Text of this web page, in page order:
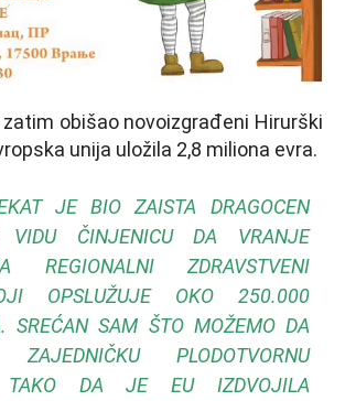
zatim obišao novoizgrađeni Hirurški
unija uložila 2,8 miliona evra.
JE BIO ZAISTA DRAGOCEN
ČINJENICU DA VRANJE
REGIONALNI ZDRAVSTVENI
OPSLUŽUJE OKO 250.000
SREĆAN SAM ŠTO MOŽEMO DA
ZAJEDNIČKU PLODOTVORNU
TAKO DA JE EU IZDVOJILA